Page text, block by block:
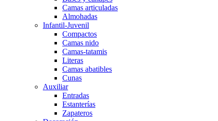
Camas articuladas
Almohadas
Infantil-Juvenil
Compactos
Camas nido
Camas-tatamis
Literas
Camas abatibles
Cunas
Auxiliar
Entradas
Estanterías
Zapateros